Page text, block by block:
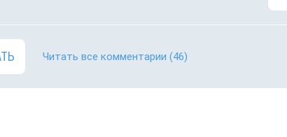
Читать все комментарии (46)